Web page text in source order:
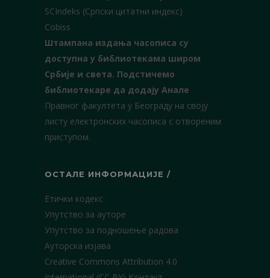
SCIndeks (Српски цитатни индекс)
Cobiss
Штампана издања часописа су
доступна у библиотекама широм
Србије и света. Подстичемо
библиотекаре да додају Анале
Правног факултета у Београду на своју
листу електронских часописа с отвореним
приступом.
ОСТАЛЕ ИНФОРМАЦИЈЕ /
Етички кодекс
Упутство за ауторе
Упутство за подношење радова
Ауторска изјава
Creative Commons Attribution 4.0